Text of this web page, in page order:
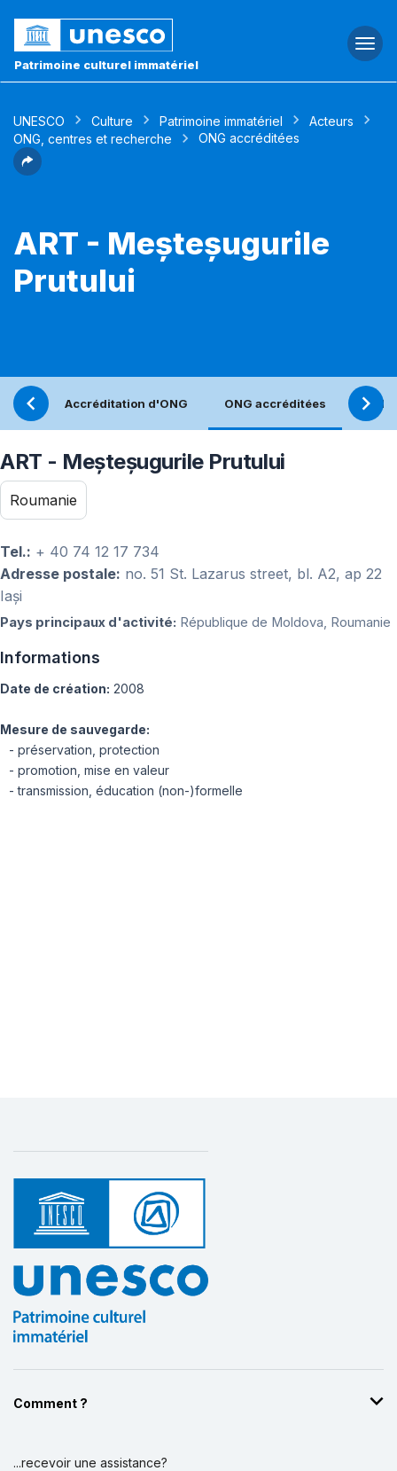
Patrimoine culturel immatériel
UNESCO Culture Patrimoine immatériel
Acteurs
ONG, centres et recherche
ONG accréditées
ART - Meșteșugurile
Prutului
Accréditation d'ONG ONG accréditées
ART - Meșteșugurile Prutului
Roumanie
Tel.: + 40 74 12 17 734
Adresse postale: no. 51 St. Lazarus street, bl. A2, ap 22
Iași
Pays principaux d'activité: République de Moldova, Roumanie
Informations
Date de création: 2008
Mesure de sauvegarde:
- préservation, protection
- promotion, mise en valeur
- transmission, éducation (non-)formelle
Comment ?
...recevoir une assistance?